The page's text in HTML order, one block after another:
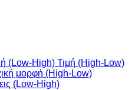
(Low-High) Τιμή (High-Low)
μορφή (High-Low)
(Low-High)